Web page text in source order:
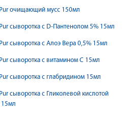
Pur очищающий мусс 150мл
сыворотка с D-Пантенолом 5% 15мл
сыворотка с Алоэ Вера 0,5% 15мл
сыворотка с витамином С 15мл
сыворотка с глабридином 15мл
сыворотка с Гликолевой кислотой
15мл